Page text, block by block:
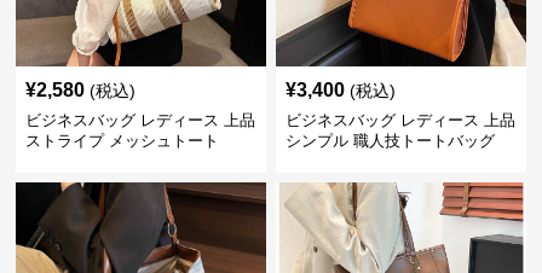
¥2,580 (税込)
ビジネスバッグ レディース 上品
ストライプ メッシュトート
¥3,400 (税込)
ビジネスバッグ レディース 上品
シンプル 職人技トートバッグ